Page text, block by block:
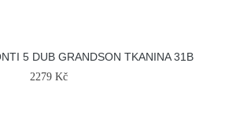
5 DUB GRANDSON TKANINA 31B
2279 Kč